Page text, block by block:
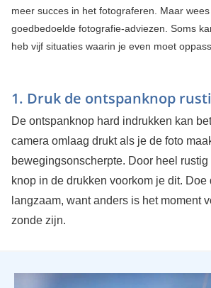
meer succes in het fotograferen. Maar
goedbedoelde fotografie-adviezen. Soms
heb vijf situaties waarin je even moet
1. Druk de ontspanknop
De ontspanknop hard indrukken kan
camera omlaag drukt als je de foto
bewegingsonscherpte. Door heel
knop in de drukken voorkom je dit. Doe
langzaam, want anders is het moment
zonde zijn.